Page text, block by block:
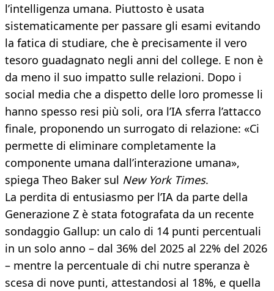
l’intelligenza umana. Piuttosto è usata
sistematicamente per passare gli esami evitando
la fatica di studiare, che è precisamente il vero
tesoro guadagnato negli anni del college. E non è
da meno il suo impatto sulle relazioni. Dopo i
social media che a dispetto delle loro promesse li
hanno spesso resi più soli, ora l’IA sferra l’attacco
finale, proponendo un surrogato di relazione: «Ci
permette di eliminare completamente la
componente umana dall’interazione umana»,
spiega Theo Baker sul New York Times.
La perdita di entusiasmo per l’IA da parte della
Generazione Z è stata fotografata da un recente
sondaggio Gallup: un calo di 14 punti percentuali
in un solo anno – dal 36% del 2025 al 22% del 2026
– mentre la percentuale di chi nutre speranza è
scesa di nove punti, attestandosi al 18%, e quella